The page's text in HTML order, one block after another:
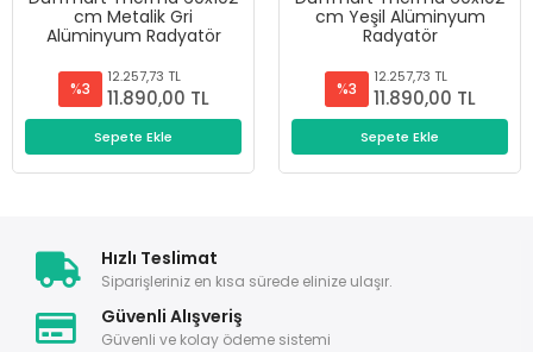
cm Metalik Gri
Alüminyum Radyatör
%3
12.257,73 TL
11.890,00 TL
Sepete Ekle
cm Yeşil Alüminyum
Radyatör
%3
12.257,73 TL
11.890,00 TL
Sepete Ekle
Hızlı Teslimat
Siparişleriniz en kısa sürede elinize ulaşır.
Güvenli Alışveriş
Güvenli ve kolay ödeme sistemi